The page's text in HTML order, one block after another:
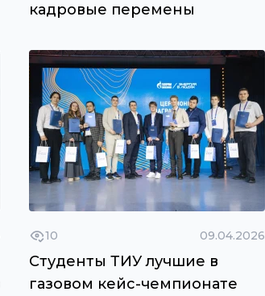
кадровые перемены
10 09.04.2026
Студенты ТИУ лучшие в
газовом кейс-чемпионате